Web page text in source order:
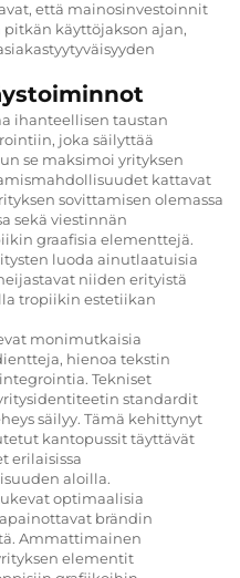
että mainosinvestoinnit
käyttöjakson ajan,
ihanteellisen taustan
joka säilyttää
se maksimoi yrityksen
kattavat
sovittamisen olemassa
sekä viestinnän
graafisia elementtejä.
luoda ainutlaatuisia
niiden erityistä
tropiikin estetiikan
monimutkaisia
hienoa tekstin
Tekniset
standardit
säilyy. Tämä kehittynyt
kantopussit täyttävät
erilaisissa
aloilla.
optimaalisia
brändin
Ammattimainen
elementit